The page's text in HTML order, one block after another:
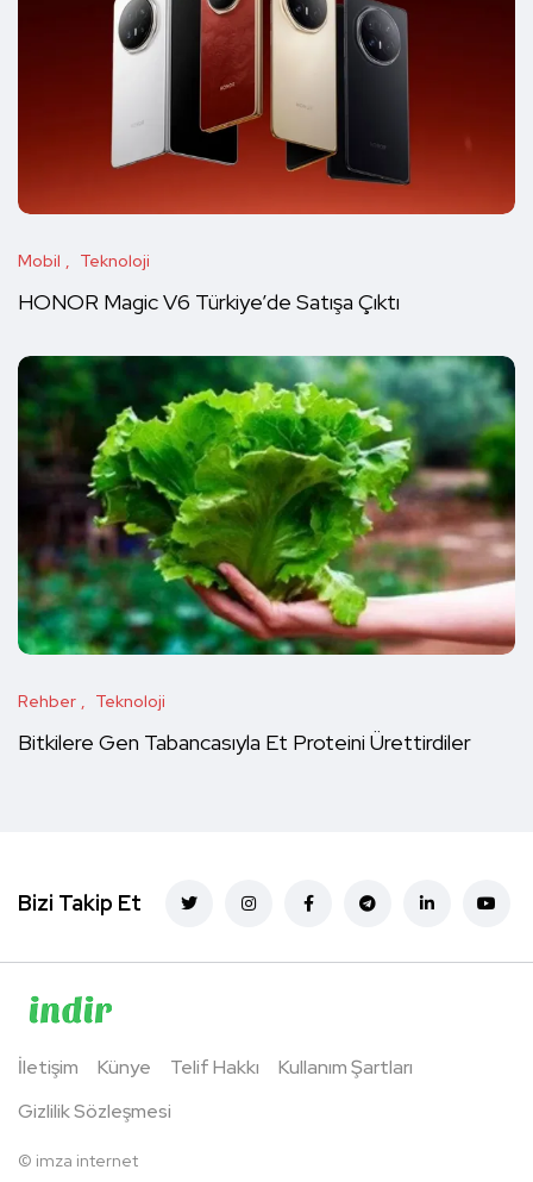
Mobil Teknoloji
HONOR Magic V6 Türkiye’de Satışa Çıktı
Rehber Teknoloji
Bitkilere Gen Tabancasıyla Et Proteini Ürettirdiler
Bizi Takip Et
İletişim Künye Telif Hakkı
Kullanım Şartları
Gizlilik Sözleşmesi
© imza internet